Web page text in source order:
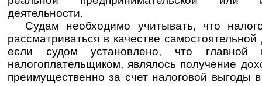
деятельности.
Судам необходимо учитывать, что
рассматриваться в качестве
если судом установлено, что главной
налогоплательщиком, являлось получение
преимущественно за счет налоговой выгоды